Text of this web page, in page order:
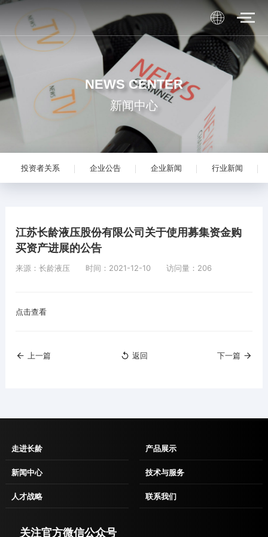
NEWS CENTER
新闻中心
投资者关系 企业公告 企业新闻 行业新闻
江苏长龄液压股份有限公司关于使用募集资金购
买资产进展的公告
来源：长龄液压 时间：2021-12-10 访问量：206
点击查看
上一篇 返回 下一篇
走进长龄
企业介绍
组织架构
资质证书
产品展示
工程用回转减速机
光伏用回转减速机
液压中央回转接头
新闻中心
投资者关系
企业公告
企业新闻
技术与服务
服务介绍
常见问题
人才战略
人才招聘
联系我们
关注官方微信公众号